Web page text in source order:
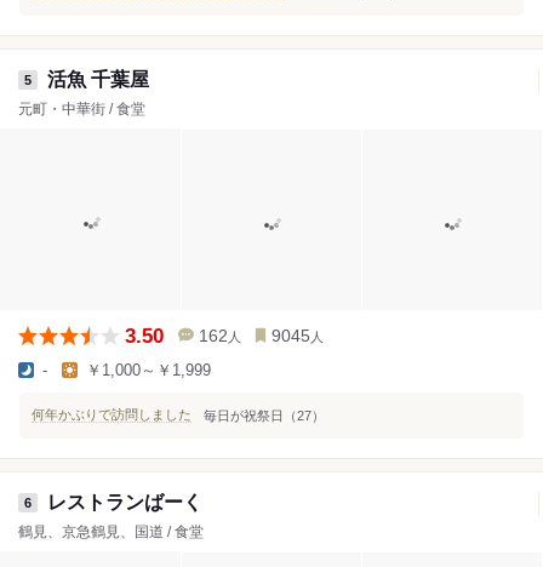
5 活魚 千葉屋
元町・中華街 / 食堂
3.50 162 人 9045 人
- ￥1,000～￥1,999
何年かぶりで訪問しました 毎日が祝祭日（27）
6 レストランばーく
鶴見、京急鶴見、国道 / 食堂